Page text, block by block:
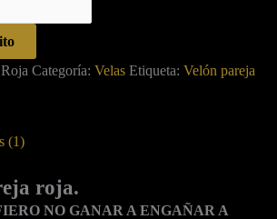
Categoría: Velas Etiqueta: Velón pareja
(1)
roja.
NO GANAR A ENGAÑAR A